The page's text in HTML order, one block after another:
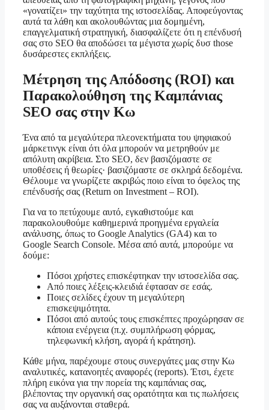
«γονατίζει» την ταχύτητα της ιστοσελίδας. Αποφεύγοντας
αυτά τα λάθη και ακολουθώντας μια δομημένη,
επαγγελματική στρατηγική, διασφαλίζετε ότι η επένδυσή
σας στο SEO θα αποδώσει τα μέγιστα χωρίς δυσ those
δυσάρεστες εκπλήξεις.
Μέτρηση της Απόδοσης (ROI) και
Παρακολούθηση της Καμπάνιας
SEO σας στην Κω
Ένα από τα μεγαλύτερα πλεονεκτήματα του ψηφιακού
μάρκετινγκ είναι ότι όλα μπορούν να μετρηθούν με
απόλυτη ακρίβεια. Στο SEO, δεν βασιζόμαστε σε
υποθέσεις ή θεωρίες· βασιζόμαστε σε σκληρά δεδομένα.
Θέλουμε να γνωρίζετε ακριβώς ποιο είναι το όφελος της
επένδυσής σας (Return on Investment – ROI).
Για να το πετύχουμε αυτό, εγκαθιστούμε και
παρακολουθούμε καθημερινά προηγμένα εργαλεία
ανάλυσης, όπως το Google Analytics (GA4) και το
Google Search Console. Μέσα από αυτά, μπορούμε να
δούμε:
Πόσοι χρήστες επισκέφτηκαν την ιστοσελίδα σας.
Από ποιες λέξεις-κλειδιά έφτασαν σε εσάς.
Ποιες σελίδες έχουν τη μεγαλύτερη
επισκεψιμότητα.
Πόσοι από αυτούς τους επισκέπτες προχώρησαν σε
κάποια ενέργεια (π.χ. συμπλήρωση φόρμας,
τηλεφωνική κλήση, αγορά ή κράτηση).
Κάθε μήνα, παρέχουμε στους συνεργάτες μας στην Κω
αναλυτικές, κατανοητές αναφορές (reports). Έτσι, έχετε
πλήρη εικόνα για την πορεία της καμπάνιας σας,
βλέποντας την οργανική σας ορατότητα και τις πωλήσεις
σας να αυξάνονται σταθερά.